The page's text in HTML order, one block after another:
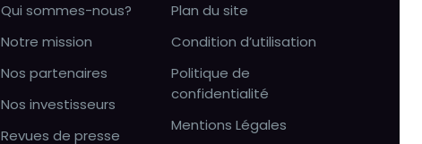
Qui sommes-nous?
Notre mission
Nos partenaires
Nos investisseurs
Revues de presse
Plan du site
Condition d’utilisation
Politique de
confidentialité
Mentions Légales